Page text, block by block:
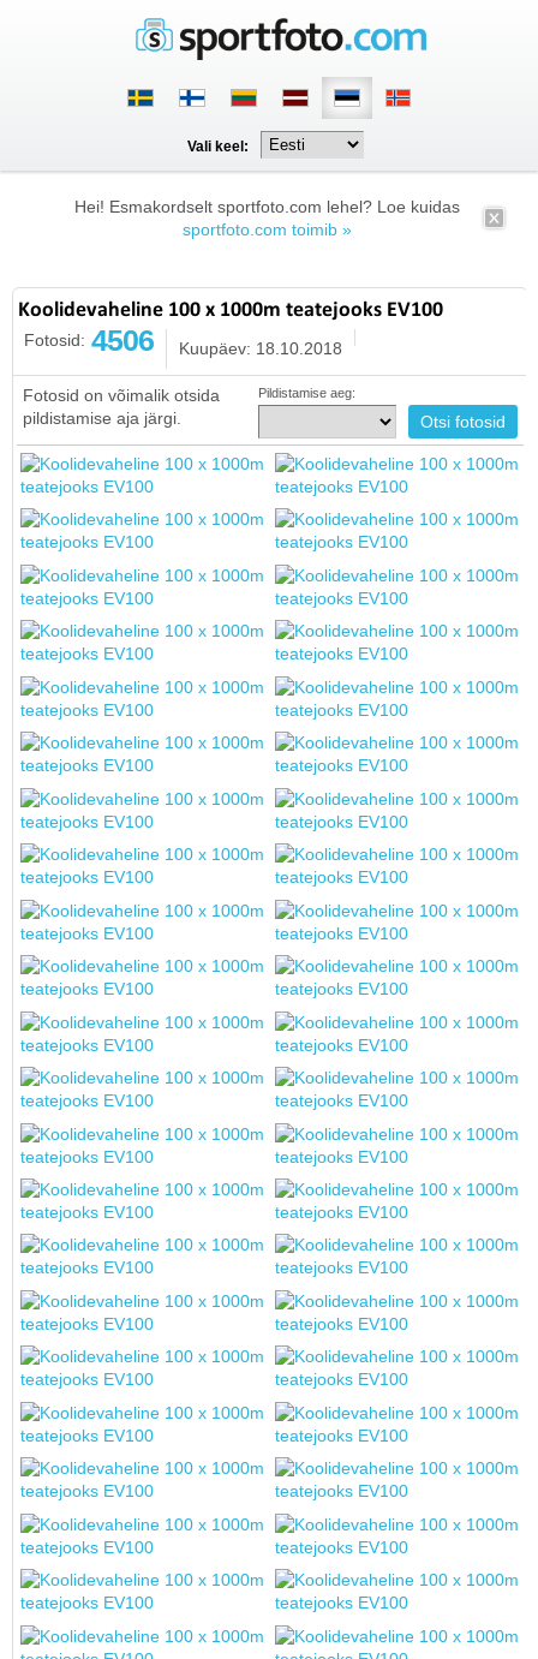
Vali keel:
Hei! Esmakordselt sportfoto.com lehel? Loe kuidas
sportfoto.com toimib »
Koolidevaheline 100 x 1000m teatejooks EV100
Fotosid: 4506 Kuupäev: 18.10.2018
Fotosid on võimalik otsida
pildistamise aja järgi.
Pildistamise aeg: